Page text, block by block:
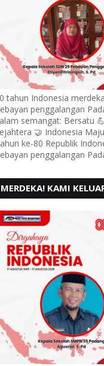
tahun Indonesia
penggalangan
semangat: Bersatu
🤝 Indonesia
ke-80 Republik
penggalangan
MERDEKA! KAMI